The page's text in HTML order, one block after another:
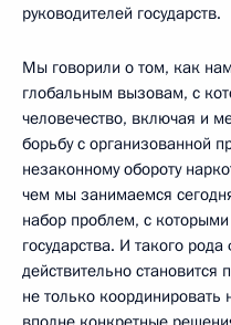
руководителей государств.
Мы говорили о том, как
глобальным вызовам, с
человечество, включая и
борьбу с организованной
незаконному обороту
чем мы занимаемся
набор проблем, с
государства. И такого
действительно
не только